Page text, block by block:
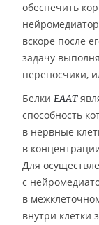
обеспечить
вскоре после
задачу
переносчики,
Белки EAAT
способность
в нервные
в
Для
с
в
внутри клетки